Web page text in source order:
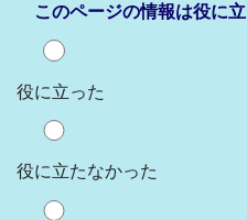
このページの情報は役に
役に立った
役に立たなかった